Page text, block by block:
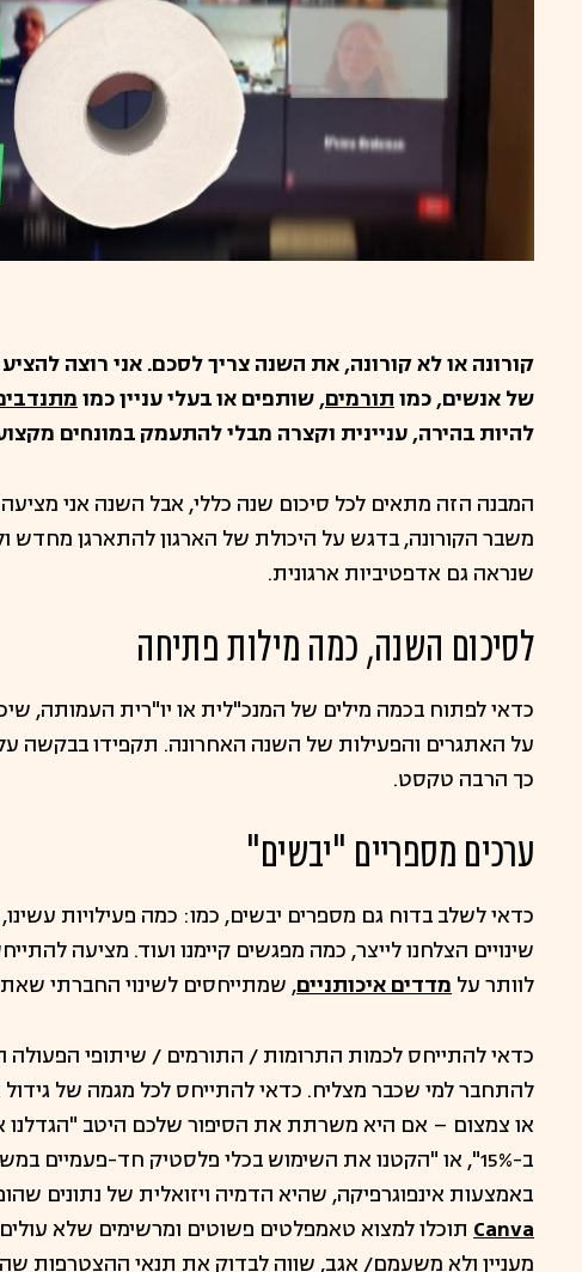
קורונה או לא קורונה, את השנה צריך לסכם. אני רוצה
של אנשים, כמותורמים, שותפים או בעלי עניין כמו
להיות בהירה, עניינית וקצרה מבלי להתעמק במונחים
המבנה הזה מתאים לכל סיכום שנה כללי, אבל השנה אני
משבר הקורונה, בדגש על היכולת של הארגון להתארגן
שנראה גם אדפטיביות ארגונית.
לסיכום השנה, כמה מילות פתיחה
כדאי לפתוח בכמה מילים של המנכ"לית או יו"רית העמותה,
על האתגרים והפעילות של השנה האחרונה. תקפידו בבקשה
כך הרבה טקסט.
ערכים מספריים "יבשים"
כדאי לשלב בדוח גם מספרים יבשים, כמו: כמה פעילויות
שינויים הצלחנו לייצר, כמה מפגשים קיימנו ועוד. מציעה
לוותר על מדדים איכותניים, שמתייחסים לשינוי החברתי
כדאי להתייחס לכמות התרומות / התורמים / שיתופי
להתחבר למי שכבר מצליח. כדאי להתייחס לכל מגמה של
או צמצום – אם היא משרתת את הסיפור שלכם היטב "הגדלנו
ב-15%", או "הקטנו את השימוש בכלי פלסטיק חד-פעמיים
באמצעות אינפוגרפיקה, שהיא הדמיה ויזואלית של נתונים
Canva תוכלו למצוא טאמפלטים פשוטים ומרשימים שלא
מעניין ולא משעמם/ אגב, שווה לבדוק את תנאי ההצטרפות